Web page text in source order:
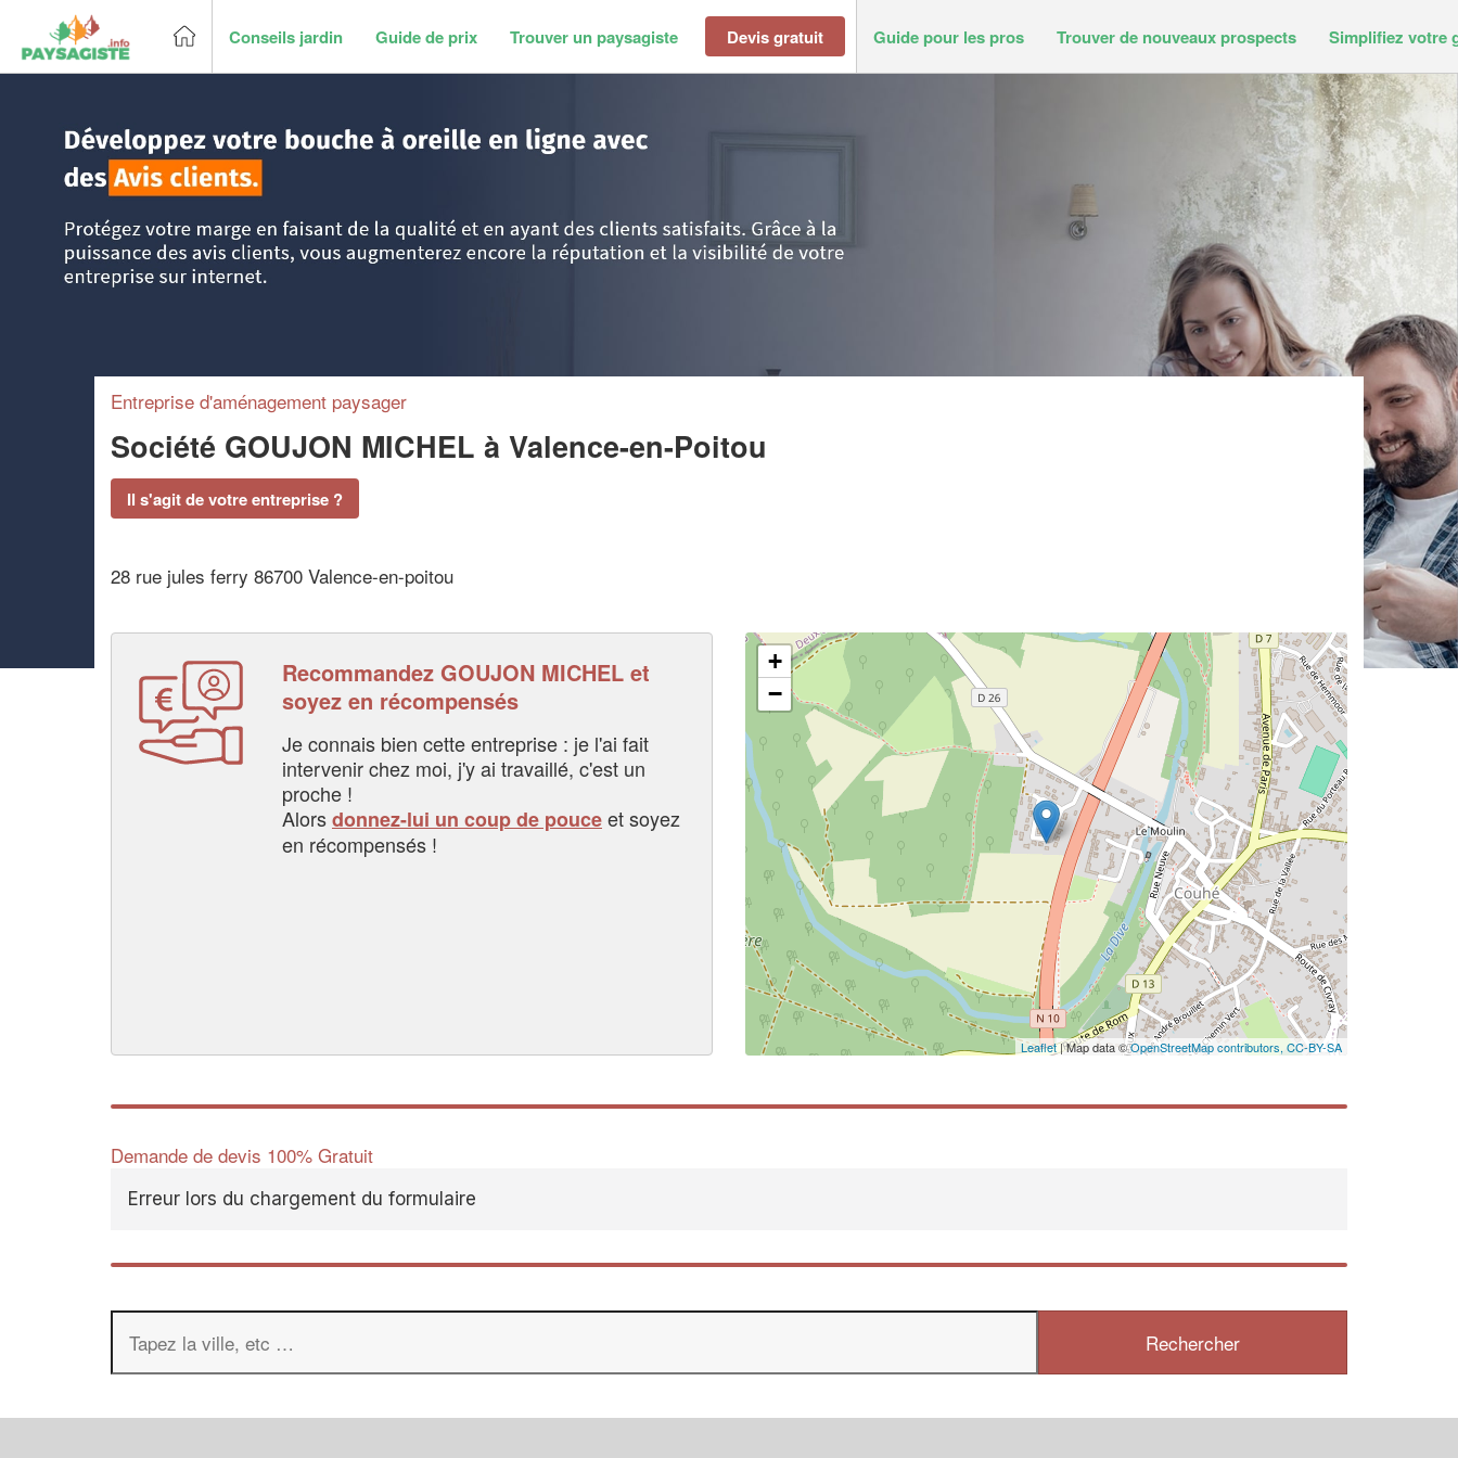
Conseils jardin Guide de prix Trouver un paysagiste Devis gratuit Guide pour les pros Trouver de nouveaux prospects Simplifiez votre
Entreprise d'aménagement paysager
Société GOUJON MICHEL à Valence-en-Poitou
Il s'agit de votre entreprise ?
28 rue jules ferry 86700 Valence-en-poitou
Recommandez GOUJON MICHEL et
soyez en récompensés
Je connais bien cette entreprise : je l'ai fait
intervenir chez moi, j'y ai travaillé, c'est un
proche !
Alorsdonnez-lui un coup de pouceet soyez
en récompensés !
+
−
Leaflet| Map data ©OpenStreetMap contributors, CC-BY-SA
Demande de devis 100% Gratuit
Erreur lors du chargement du formulaire
✕
Vous êtes un
professionnel ?
Augmentez votrechiffre d'affaires
vosmargestout en gagnant de
nouveaux clients!
En savoir plus